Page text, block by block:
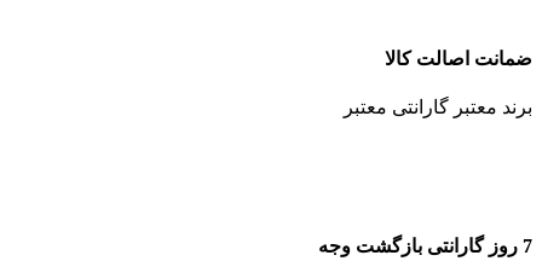
ضمانت اصالت کالا
برند معتبر گارانتی معتبر
7 روز گارانتی بازگشت وجه